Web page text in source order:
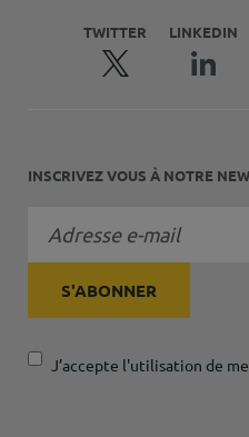
TWITTER LINKEDIN
INSCRIVEZ VOUS À NOTRE
J’accepte l'utilisation de